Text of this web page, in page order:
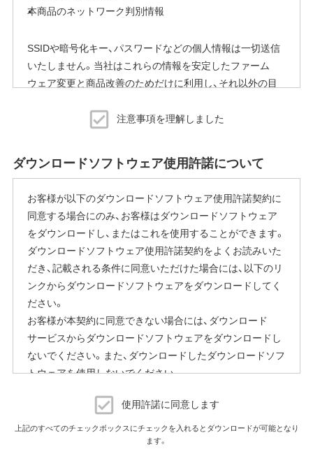
本商品のネットワーク判別情報
SSIDや暗号化キー、パスワードなどの個人情報は一切送信
いたしません。当社はこれらの情報を安定したファーム
ウェア変更と商品改善のためだけに利用し、それ以外の目
※本機能を停止する方法
完了後すぐにエアステーション設定ツールから商品本体の
設定画面を表示していただき、[管理]-[ファームウェア更新]
内の「ファームウェア自動更新機能」で"自動更新をしな
い"に変更することで停止いただけます。
設定画面の表示方法の詳細は、本商品に同梱の取扱説明書
または、当社ホームページに掲載の「エアステーション設定
ガイド」をご覧ください。
本機能にはその他に下記の注意事項がございます。
ファームウェア自動更新中はインターネットに接続できな
くなります。
従量制課金契約の場合は、ファームウェアダウンロードに
よる通信費用や、パケット通信量の超過による速度制限が
注意事項を理解しました
ダウンロードソフトウェア使用許諾について
お客様が以下のダウンロードソフトウェア使用許諾契約に
同意する場合にのみ、お客様はダウンロードソフトウェア
をダウンロードし、またはこれを使用することができます。
ダウンロードソフトウェア使用許諾契約をよくお読みいた
だき、記載される条件に同意いただけた場合には、以下のリ
ンクからダウンロードソフトウェアをダウンロードしてく
ださい。
お客様が本契約に同意できない場合には、ダウンロード
サービスからダウンロードソフトウェアをダウンロードし
ないでください。また、ダウンロードしたダウンロードソフ
トウェアを使用しないでください。
ダウンロードソフトウェア使用許諾契約
（株）バッファロー（以下、弊社といいます）は、お客様がダウ
ンロードソフトウェア使用許諾契約（以下、本契約といいま
使用許諾に同意します
上記のすべてのチェックボックスにチェックを入れるとダウンロードが可能となり
ます。